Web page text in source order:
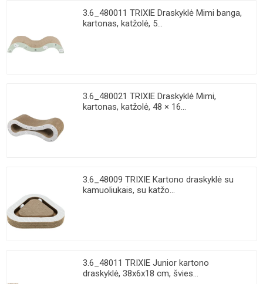
3.6_480011 TRIXIE Draskyklė Mimi banga,
kartonas, katžolė, 5...
3.6_480021 TRIXIE Draskyklė Mimi,
kartonas, katžolė, 48 × 16...
3.6_48009 TRIXIE Kartono draskyklė su
kamuoliukais, su katžo...
3.6_48011 TRIXIE Junior kartono
draskyklė, 38x6x18 cm, švies...